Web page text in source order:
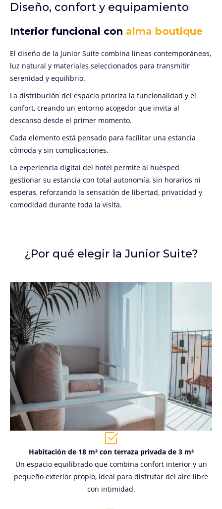
Diseño, confort y equipamiento
Interior funcional con alma boutique
El diseño de la Junior Suite combina líneas contemporáneas,
luz natural y materiales seleccionados para transmitir
serenidad y equilibrio.
La distribución del espacio prioriza la funcionalidad y el
confort, creando un entorno acogedor que invita al
descanso desde el primer momento.
Cada elemento está pensado para facilitar una estancia
cómoda y sin complicaciones.
La experiencia digital del hotel permite al huésped
gestionar su estancia con total autonomía, sin horarios ni
esperas, reforzando la sensación de libertad, privacidad y
comodidad durante toda la visita.
¿Por qué elegir la Junior Suite?
Habitación de 18 m² con terraza privada de 3 m²
Un espacio equilibrado que combina confort interior y un
pequeño exterior propio, ideal para disfrutar del aire libre
con intimidad.